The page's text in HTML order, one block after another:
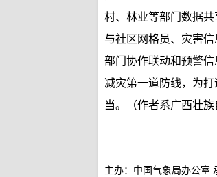
村、林业等部门数据
与社区网格员、灾害
部门协作联动和预警
减灾第一道防线，为
当。（作者系广西壮
主办：中国气象局办公室